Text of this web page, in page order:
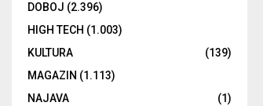
DOBOJ (2.396)
HIGH TECH (1.003)
KULTURA
(139)
MAGAZIN (1.113)
NAJAVA
(1)